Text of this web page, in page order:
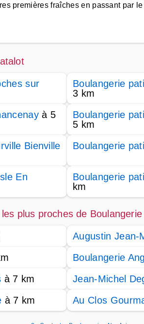
premières fraîches en passant par
sur
Boulangerie
3 km
à 5
Boulangerie
5 km
Bienville
Boulangerie
En
Boulangerie
km
plus proches de
Augustin Jean-
Boulangerie
à 7 km Jean-Michel
à 7 km Au Clos